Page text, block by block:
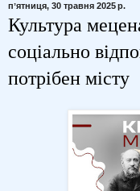
пʼятниця, 30 травня 2025 р.
Культура
соціально
потрібен місту